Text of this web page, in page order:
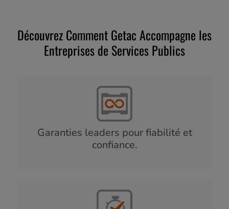
Découvrez Comment Getac Accompagne les
Entreprises de Services Publics
Garanties leaders pour fiabilité et
confiance.